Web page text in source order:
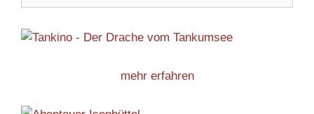
mehr erfahren